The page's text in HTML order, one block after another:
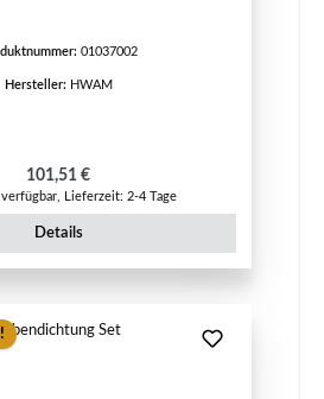
01037002
Hersteller: HWAM
Regulärer Preis:
101,51 €
Lieferzeit: 2-4 Tage
Details